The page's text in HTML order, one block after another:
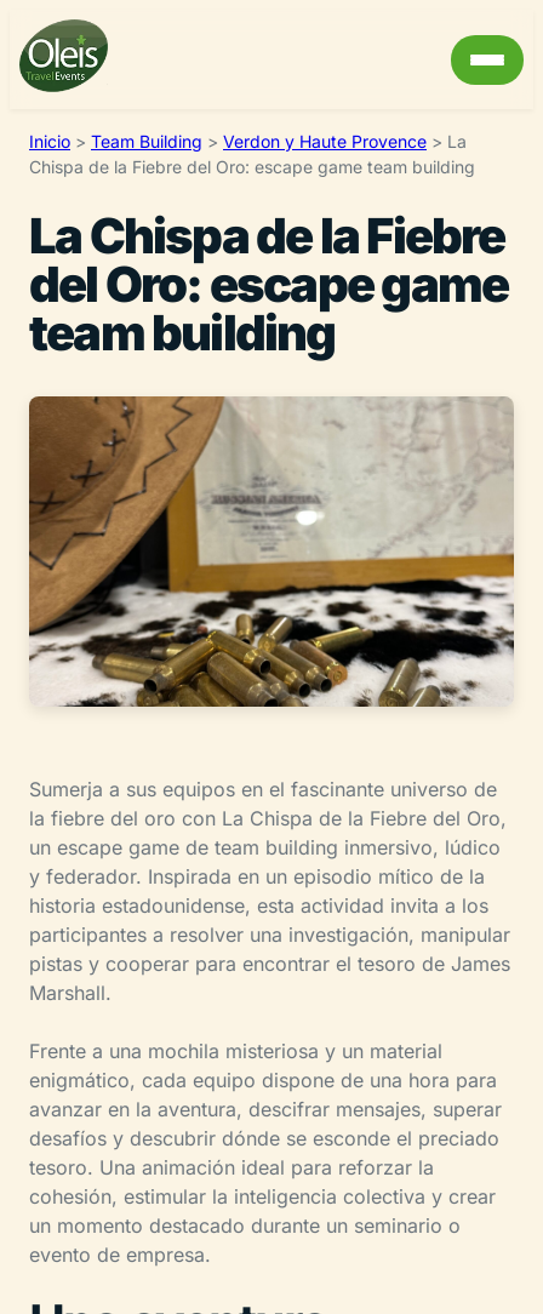
Inicio > Team Building > Verdon y Haute Provence > La
Chispa de la Fiebre del Oro: escape game team building
La Chispa de la Fiebre
del Oro: escape game
team building
Sumerja a sus equipos en el fascinante universo de
la fiebre del oro con La Chispa de la Fiebre del Oro,
un escape game de team building inmersivo, lúdico
y federador. Inspirada en un episodio mítico de la
historia estadounidense, esta actividad invita a los
participantes a resolver una investigación, manipular
pistas y cooperar para encontrar el tesoro de James
Marshall.
Frente a una mochila misteriosa y un material
enigmático, cada equipo dispone de una hora para
avanzar en la aventura, descifrar mensajes, superar
desafíos y descubrir dónde se esconde el preciado
tesoro. Una animación ideal para reforzar la
cohesión, estimular la inteligencia colectiva y crear
un momento destacado durante un seminario o
evento de empresa.